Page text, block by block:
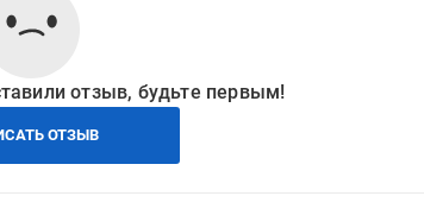
отзыв, будьте первым!
ОТЗЫВ